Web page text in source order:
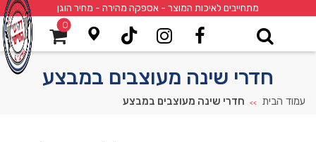
מתחייבים לאיכות המוצר - אספקה מהירה - מחיר הוגן
0
חדרי שינה מעוצבים במבצע
עמוד הבית >> חדרי שינה מעוצבים במבצע